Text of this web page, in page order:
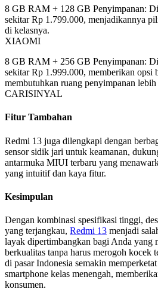
8 GB RAM + 128 GB Penyimpanan:
sekitar Rp 1.799.000, menjadikannya
di kelasnya.
XIAOMI
8 GB RAM + 256 GB Penyimpanan:
sekitar Rp 1.999.000, memberikan opsi
membutuhkan ruang penyimpanan lebih
CARISINYAL
Fitur Tambahan
Redmi 13 juga dilengkapi dengan
sensor sidik jari untuk keamanan,
antarmuka MIUI terbaru yang
yang intuitif dan kaya fitur.
Kesimpulan
Dengan kombinasi spesifikasi tinggi,
yang terjangkau, Redmi 13 menjadi
layak dipertimbangkan bagi Anda yang
berkualitas tanpa harus merogoh kocek
di pasar Indonesia semakin
smartphone kelas menengah,
konsumen.